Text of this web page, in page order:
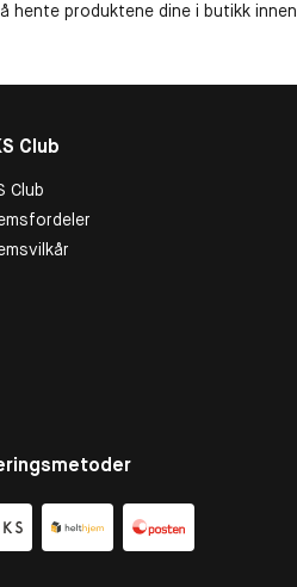
hente produktene dine i butikk innen
Club
Club